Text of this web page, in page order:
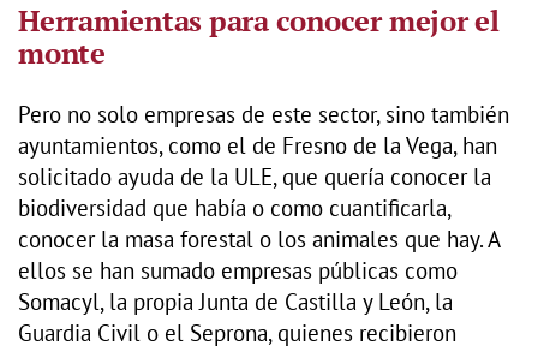
Herramientas para conocer mejor el
monte
Pero no solo empresas de este sector, sino también
ayuntamientos, como el de Fresno de la Vega, han
solicitado ayuda de la ULE, que quería conocer la
biodiversidad que había o como cuantificarla,
conocer la masa forestal o los animales que hay. A
ellos se han sumado empresas públicas como
Somacyl, la propia Junta de Castilla y León, la
Guardia Civil o el Seprona, quienes recibieron